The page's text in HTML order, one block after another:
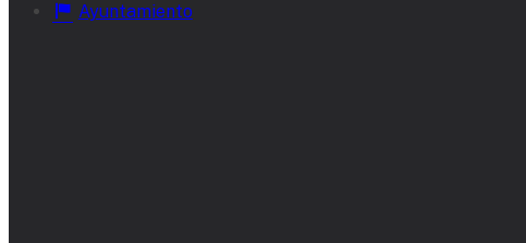
Ayuntamiento